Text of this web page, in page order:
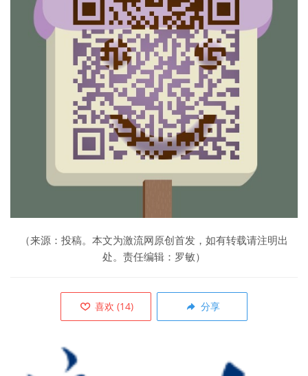
（来源：投稿。本文为激流网原创首发，如有转载请注明出
处。责任编辑：罗敏）
喜欢 (14) 分享